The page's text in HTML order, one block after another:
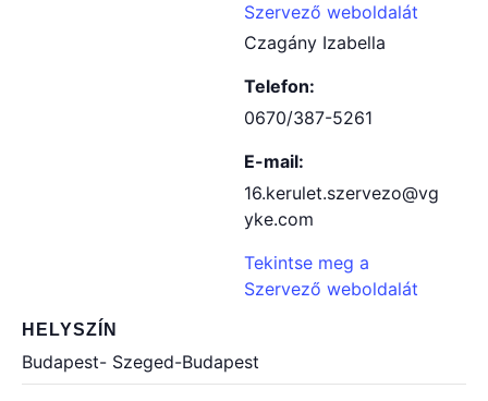
HELYSZÍN
Budapest- Szeged-Budapest
Szervező weboldalát
Czagány Izabella
Telefon:
0670/387-5261
E-mail:
16.kerulet.szervezo@vg
yke.com
Tekintse meg a
Szervező weboldalát